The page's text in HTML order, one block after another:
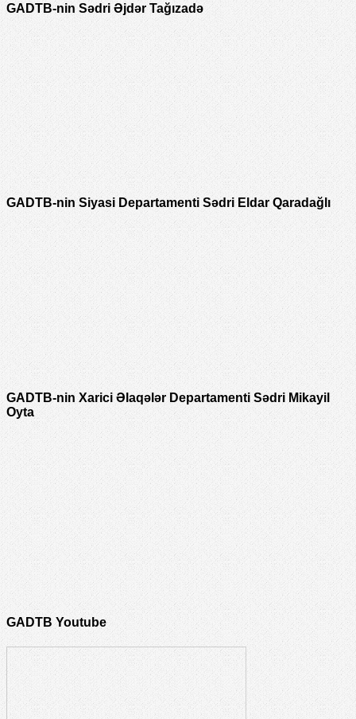
GADTB-nin Sədri Əjdər Tağızadə
GADTB-nin Siyasi Departamenti Sədri Eldar Qaradağlı
GADTB-nin Xarici Əlaqələr Departamenti Sədri Mikayil
Oyta
GADTB Youtube